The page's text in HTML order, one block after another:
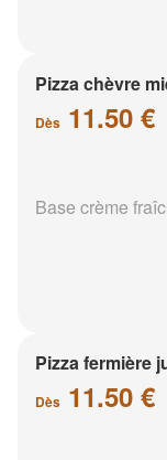
Pizza chèvre
Dès 11.50 €
Base crème
Pizza fermière
Dès 11.50 €